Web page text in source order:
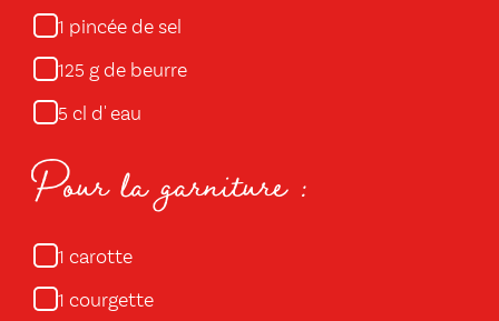
1 pincée de sel
125 g de beurre
5 cl d' eau
Pour la garniture :
1 carotte
1 courgette